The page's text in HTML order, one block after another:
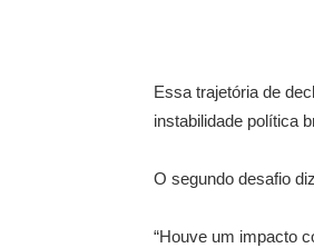
Essa trajetória de
instabilidade política
O segundo desafio
“Houve um impacto